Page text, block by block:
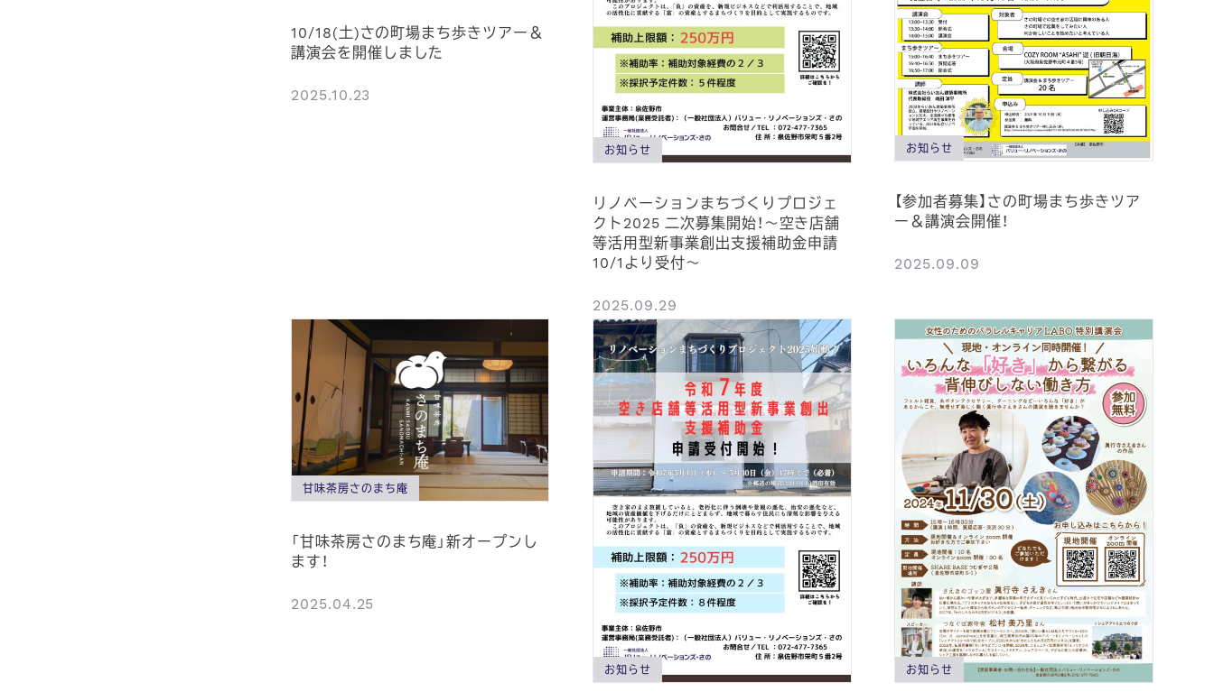
10/18(土)さの町場まち歩きツアー＆
講演会を開催しました
2025.10.23
お知らせ
リノベーションまちづくりプロジェ
クト2025 二次募集開始！～空き店舗
等活用型新事業創出支援補助金申請
10/1より受付～
2025.09.29
お知らせ
【参加者募集】さの町場まち歩きツア
ー＆講演会開催！
2025.09.09
甘味茶房さのまち庵
「甘味茶房さのまち庵」新オープンし
ます！
2025.04.25
お知らせ お知らせ